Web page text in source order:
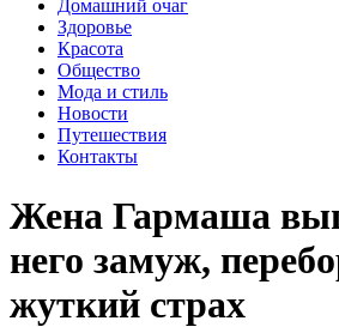
Домашний очаг
Здоровье
Красота
Общество
Мода и стиль
Новости
Путешествия
Контакты
Жена Гармаша
него замуж,
жуткий страх